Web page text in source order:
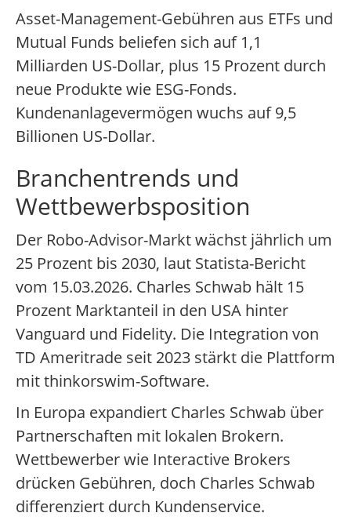
Asset-Management-Gebühren aus ETFs und
Mutual Funds beliefen sich auf 1,1
Milliarden US-Dollar, plus 15 Prozent durch
neue Produkte wie ESG-Fonds.
Kundenanlagevermögen wuchs auf 9,5
Billionen US-Dollar.
Branchentrends und
Wettbewerbsposition
Der Robo-Advisor-Markt wächst jährlich um
25 Prozent bis 2030, laut Statista-Bericht
vom 15.03.2026. Charles Schwab hält 15
Prozent Marktanteil in den USA hinter
Vanguard und Fidelity. Die Integration von
TD Ameritrade seit 2023 stärkt die Plattform
mit thinkorswim-Software.
In Europa expandiert Charles Schwab über
Partnerschaften mit lokalen Brokern.
Wettbewerber wie Interactive Brokers
drücken Gebühren, doch Charles Schwab
differenziert durch Kundenservice.